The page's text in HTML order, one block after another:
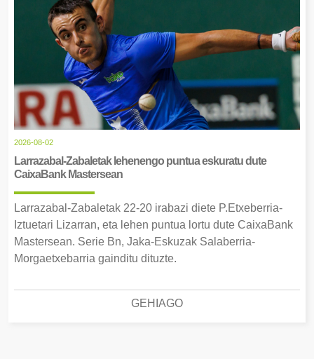
2026-08-02
Larrazabal-Zabaletak lehenengo puntua eskuratu dute
CaixaBank Mastersean
Larrazabal-Zabaletak 22-20 irabazi diete P.Etxeberria-
Iztuetari Lizarran, eta lehen puntua lortu dute CaixaBank
Mastersean. Serie Bn, Jaka-Eskuzak Salaberria-
Morgaetxebarria gainditu dituzte.
GEHIAGO